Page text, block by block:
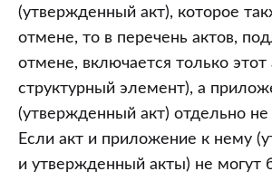
(утвержденный акт), которое
отмене, то в перечень актов,
отмене, включается только этот
структурный элемент), а
(утвержденный акт) отдельно не
Если акт и приложение к нему
и утвержденный акты) не могут